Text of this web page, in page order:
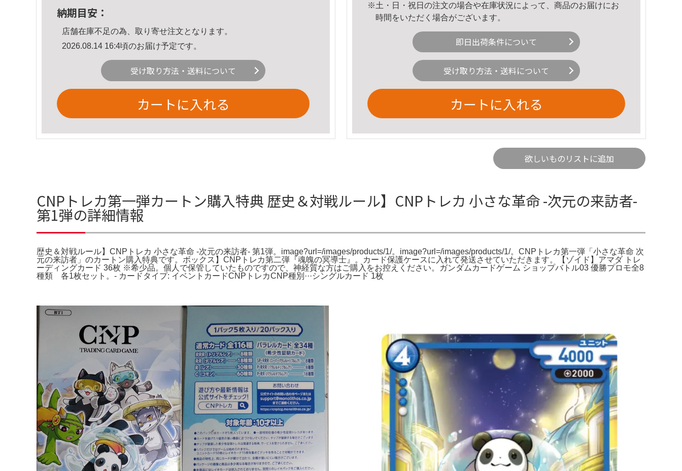
納期目安：
店舗在庫不足の為、取り寄せ注文となります。
2026.08.14 16:4頃のお届け予定です。
受け取り方法・送料について
カートに入れる
※土・日・祝日の注文の場合や在庫状況によって、商品のお届けにお
時間をいただく場合がございます。
即日出荷条件について
受け取り方法・送料について
カートに入れる
欲しいものリストに追加
CNPトレカ第一弾カートン購入特典 歴史＆対戦ルール】CNPトレカ 小さな革命 -次元の来訪者-
第1弾の詳細情報
歴史＆対戦ルール】CNPトレカ 小さな革命 -次元の来訪者- 第1弾。image?url=/images/products/1/。image?url=/images/products/1/。CNPトレカ第一弾「小さな革命 次
元の来訪者」のカートン購入特典です。ボックス】CNPトレカ第二弾『魂魄の冥導士』。カード保護ケースに入れて発送させていただきます。【ゾイド】アマダ トレ
ーディングカード 36枚 ※希少品。個人で保管していたものですので、神経質な方はご購入をお控えください。ガンダムカードゲーム ショップバトル03 優勝プロモ全8
種類 各1枚セット。- カードタイプ: イベントカードCNPトレカCNP種別···シングルカード 1枚